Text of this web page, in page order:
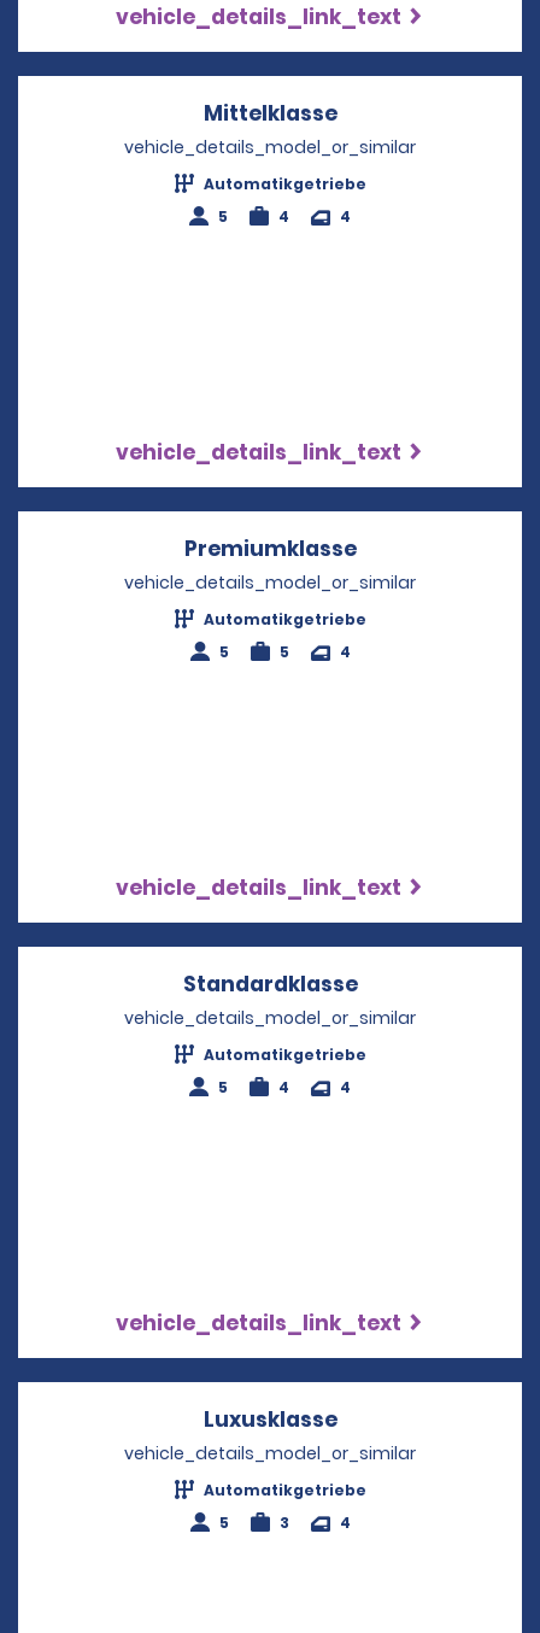
vehicle_details_link_text
MittelklasseOpens in a new
vehicle_details_model_or_similar
Automatikgetriebe
5
4 4
vehicle_details_link_text
PremiumklasseOpens in a new
vehicle_details_model_or_similar
Automatikgetriebe
5
5 4
vehicle_details_link_text
StandardklasseOpens in a new
vehicle_details_model_or_similar
Automatikgetriebe
5
4 4
vehicle_details_link_text
LuxusklasseOpens in a new
vehicle_details_model_or_similar
Automatikgetriebe
5
3 4